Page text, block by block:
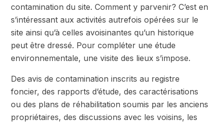
contamination du site. Comment y parvenir? C’est en
s’intéressant aux activités autrefois opérées sur le
site ainsi qu’à celles avoisinantes qu’un historique
peut être dressé. Pour compléter une étude
environnementale, une visite des lieux s’impose.
Des avis de contamination inscrits au registre
foncier, des rapports d’étude, des caractérisations
ou des plans de réhabilitation soumis par les anciens
propriétaires, des discussions avec les voisins, les